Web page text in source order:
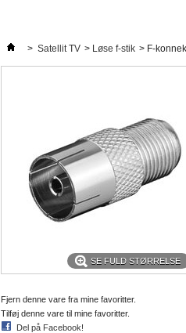
> Satellit TV > Løse f-stik > F-
SE FULD STØRRELSE
Fjern denne vare fra mine favoritter.
Tilføj denne vare til mine favoritter.
Del på Facebook!